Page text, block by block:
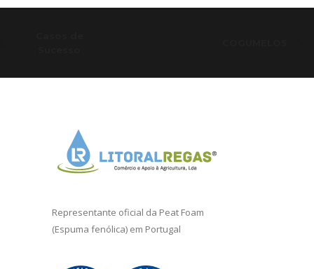
Representante oficial da Peat Foam
(Espuma fenólica) em Portugal